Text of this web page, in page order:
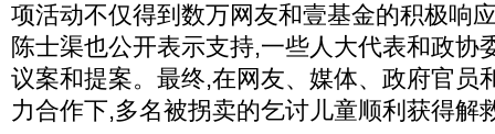
项活动不仅得到数万网友和壹基金的积极响
陈士渠也公开表示支持,一些人大代表和政协
议案和提案。最终,在网友、媒体、政府官员
力合作下,多名被拐卖的乞讨儿童顺利获得解